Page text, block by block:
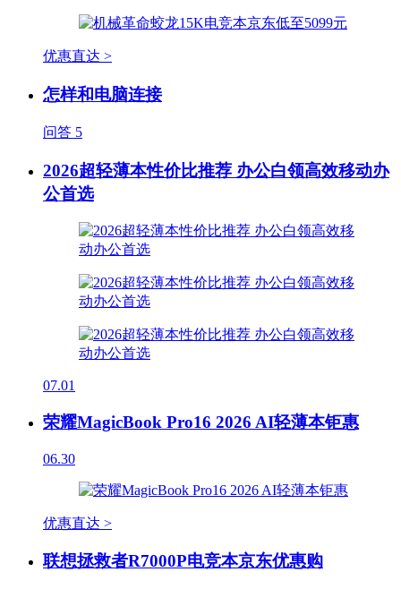
优惠直达 >
怎样和电脑连接
问答 5
2026超轻薄本性价比推荐 办公白领高效移动办
公首选
07.01
荣耀MagicBook Pro16 2026 AI轻薄本钜惠
06.30
优惠直达 >
联想拯救者R7000P电竞本京东优惠购